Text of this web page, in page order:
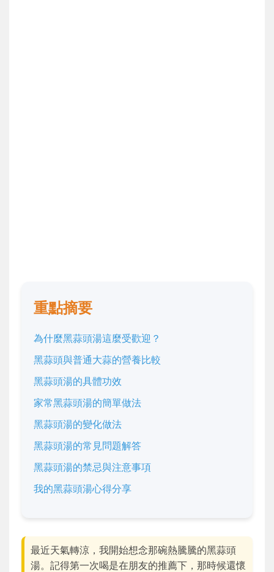
重點摘要
為什麼黑蒜頭湯這麼受歡迎？
黑蒜頭與普通大蒜的營養比較
黑蒜頭湯的具體功效
家常黑蒜頭湯的簡單做法
黑蒜頭湯的變化做法
黑蒜頭湯的常見問題解答
黑蒜頭湯的禁忌與注意事項
我的黑蒜頭湯心得分享
最近天氣轉涼，我開始想念那碗熱騰騰的黑蒜頭
湯。記得第一次喝是在朋友的推薦下，那時候還懷